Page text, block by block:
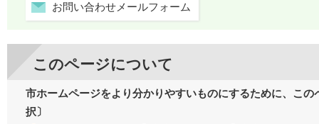
お問い合わせメールフォーム
このページについて
市ホームページをより分かりやすいものにするために、こ
択〕